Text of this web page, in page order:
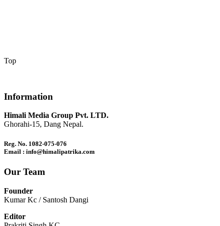
Top
Information
Himali Media Group Pvt. LTD.
Ghorahi-15, Dang Nepal.
Reg. No. 1082-075-076
Email : info@himalipatrika.com
Our Team
Founder
Kumar Kc / Santosh Dangi
Editor